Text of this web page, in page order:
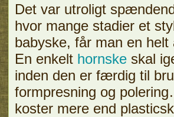
Det var utroligt
hvor mange stadier et
babyske, får man en
En enkelt hornske skal
inden den er færdig til
formpresning og
koster mere end